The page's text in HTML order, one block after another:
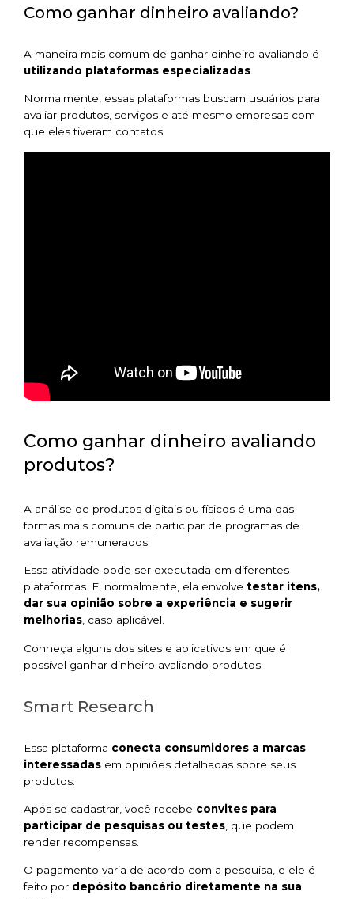
Como ganhar dinheiro avaliando?
A maneira mais comum de ganhar dinheiro avaliando é
utilizando plataformas especializadas
Normalmente, essas plataformas buscam usuários para
avaliar produtos, serviços e até mesmo empresas com
que eles tiveram contatos.
Como ganhar dinheiro avaliando
produtos?
A análise de produtos digitais ou físicos é uma das
formas mais comuns de participar de programas de
avaliação remunerados.
Essa atividade pode ser executada em diferentes
plataformas. E, normalmente, ela envolve testar itens,
dar sua opinião sobre a experiência e sugerir
melhorias , caso aplicável.
Conheça alguns dos sites e aplicativos em que é
possível ganhar dinheiro avaliando produtos:
Smart Research
Essa plataforma conecta consumidores a marcas
interessadas em opiniões detalhadas sobre seus
produtos.
Após se cadastrar, você recebe convites para
participar de pesquisas ou testes , que podem
render recompensas.
O pagamento varia de acordo com a pesquisa, e ele é
feito por depósito bancário diretamente na sua